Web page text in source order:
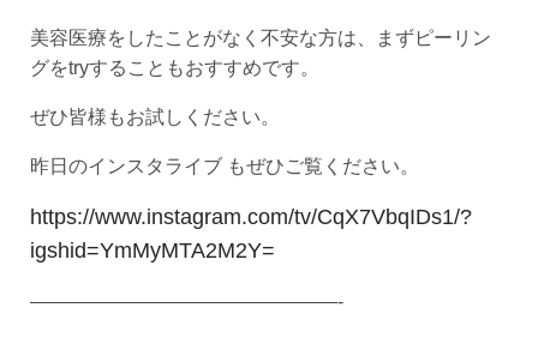
美容医療をしたことがなく不安な方は、まずピーリン
グをtryすることもおすすめです。
ぜひ皆様もお試しください。
昨日のインスタライブ もぜひご覧ください。
https://www.instagram.com/tv/CqX7VbqIDs1/?
igshid=YmMyMTA2M2Y=
————————————————-